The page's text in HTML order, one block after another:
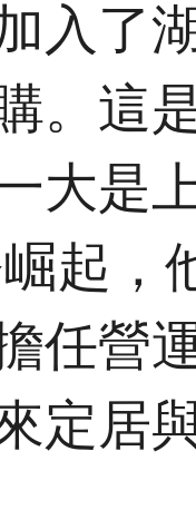
入了
。這
大是
起，
任營
定居